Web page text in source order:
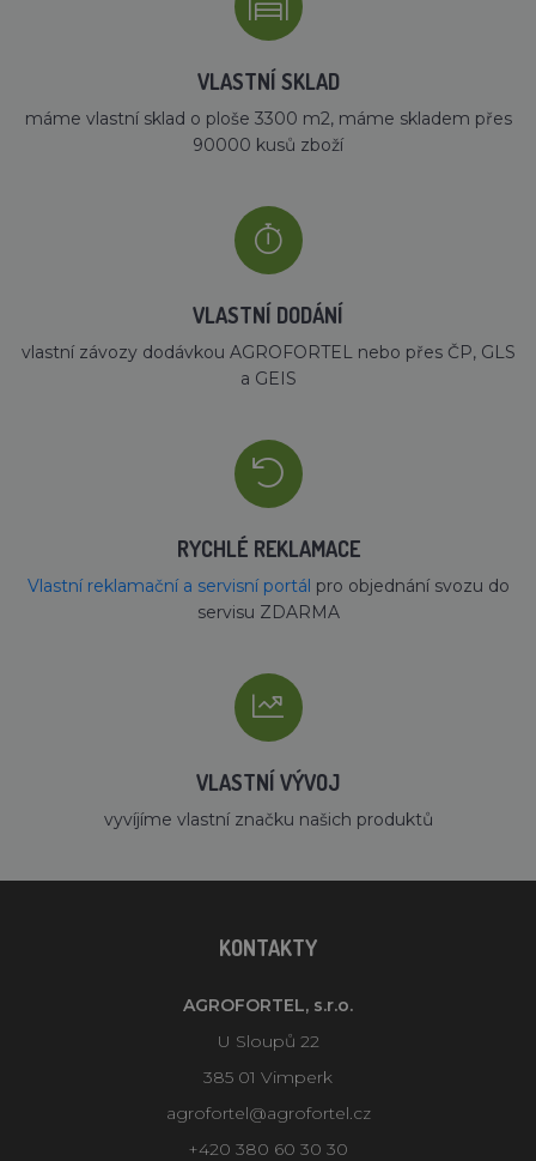
VLASTNÍ SKLAD
máme vlastní sklad o ploše 3300 m2, máme skladem přes
90000 kusů zboží
VLASTNÍ DODÁNÍ
vlastní závozy dodávkou AGROFORTEL nebo přes ČP, GLS
a GEIS
RYCHLÉ REKLAMACE
Vlastní reklamační a servisní portál pro objednání svozu do
servisu ZDARMA
VLASTNÍ VÝVOJ
vyvíjíme vlastní značku našich produktů
KONTAKTY
AGROFORTEL, s.r.o.
U Sloupů 22
385 01 Vimperk
agrofortel@agrofortel.cz
+420 380 60 30 30